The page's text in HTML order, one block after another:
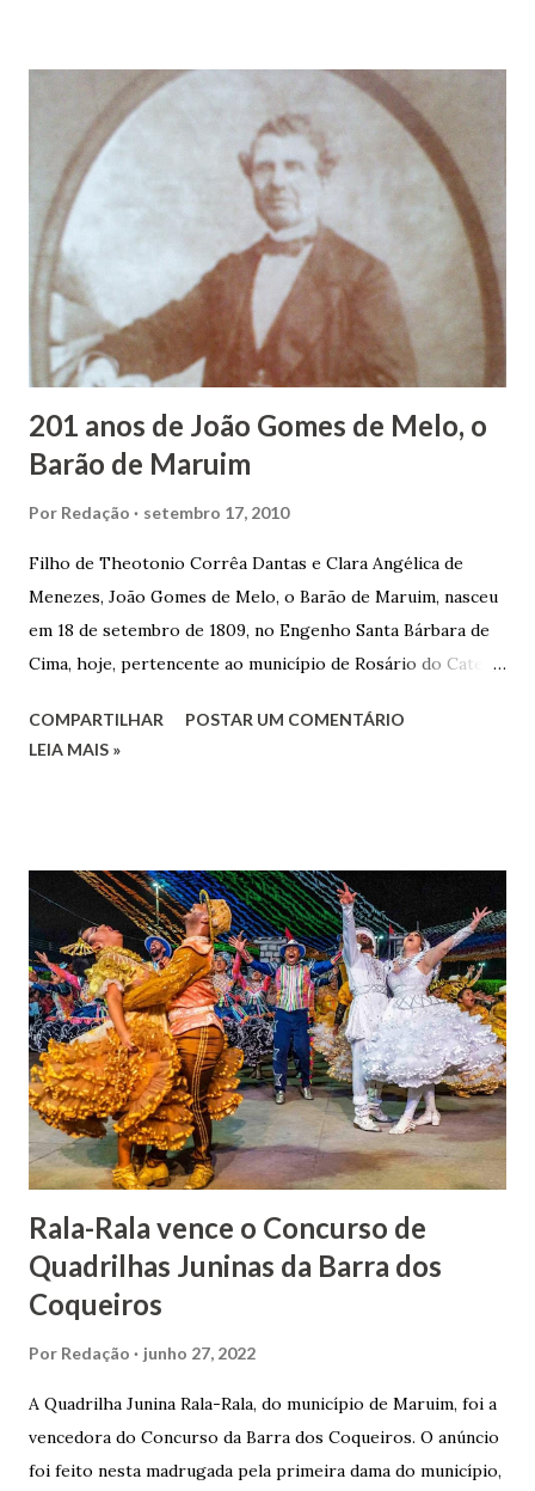
infância pobre, João Vieira não pôde se dedicar aos
estudos, e então passou a colocar o trabalho em primeiro
plano para auxiliar na renda familiar. No comércio foi
garçon, dono de bar, de armarinho e depois de uma
panificação. “Ao contrário de muitos, que renegam suas
raízes e procuram obscurecer seu passado, orgulhava-se
em defender o pão como garçon, tendo incontáveis vezes
que trabalhar copiosamente fora de seu horário normal em
trocas de gorjetas que c...
201 anos de João Gomes de Melo, o
Barão de Maruim
Por Redação setembro 17, 2010
Filho de Theotonio Corrêa Dantas e Clara Angélica de
Menezes, João Gomes de Melo, o Barão de Maruim, nasceu
em 18 de setembro de 1809, no Engenho Santa Bárbara de
Cima, hoje, pertencente ao município de Rosário do Catete.
José de Faro Leitão, porém o casamento acabou com o
indiciamento para apropriar-se da volumosa herança. Em
1862, transferiu-se para o Rio de Janeiro e casou-se com
uma irmã do Visconde de Uruguai. O Barão de Maruim
apresentou uma grande dedicação à atividade agrícola, que
lhe proporcionou uma grande reserva financeira. João
Gomes de Melo mandou construir a Igreja Matriz de Nosso
Senhor Bom Jesus dos Passos, que foi inaugurada em 1862 e
doada ao vigário Pe. José Joaquim de Vasconcelos. A Igreja
Matriz...
COMPARTILHAR
POSTAR UM COMENTÁRIO
LEIA MAIS »
Rala-Rala vence o Concurso de
Quadrilhas Juninas da Barra dos
Coqueiros
Por Redação junho 27, 2022
A Quadrilha Junina Rala-Rala, do município de Maruim, foi a
vencedora do Concurso da Barra dos Coqueiros. O anúncio
foi feito nesta madrugada pela primeira dama do município,